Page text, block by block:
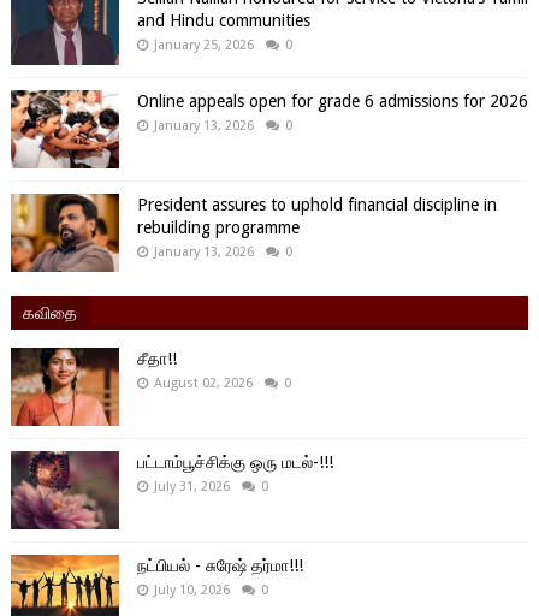
and Hindu communities
January 25, 2026 0
Online appeals open for grade 6 admissions for 2026
January 13, 2026 0
President assures to uphold financial discipline in
rebuilding programme
January 13, 2026 0
கவிதை
சீதா!!
August 02, 2026 0
பட்டாம்பூச்சிக்கு ஒரு மடல்-!!!
July 31, 2026 0
நட்பியல் - சுரேஷ் தர்மா!!!
July 10, 2026 0